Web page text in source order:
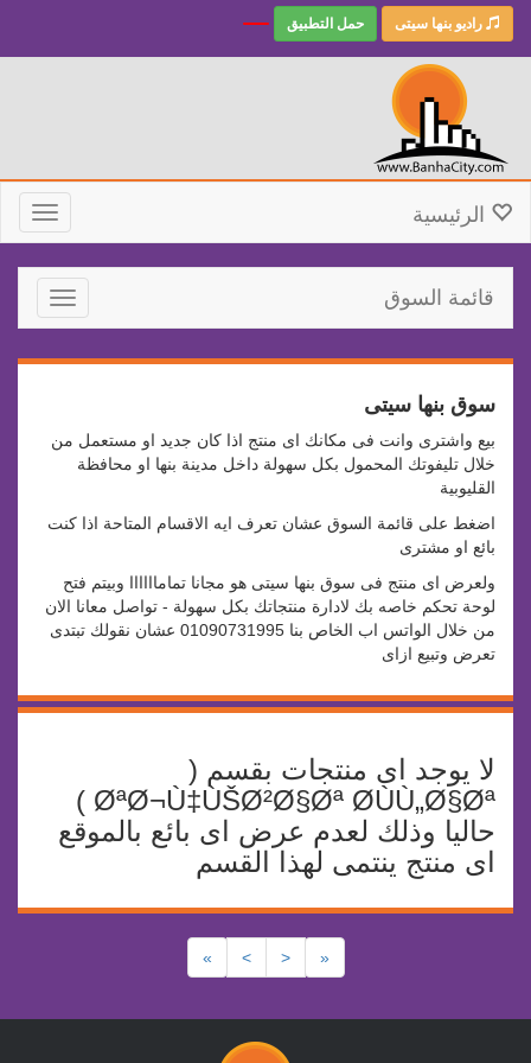
راديو بنها سيتى حمل التطبيق
الرئيسية
Toggle
قائمة السوق
سوق بنها سيتى
بيع واشترى وانت فى مكانك اى منتج اذا كان جديد او مستعمل من
خلال تليفوتك المحمول بكل سهولة داخل مدينة بنها او محافظة
القليوبية
اضغط على قائمة السوق عشان تعرف ايه الاقسام المتاحة اذا كنت
بائع او مشترى
ولعرض اى منتج فى سوق بنها سيتى هو مجانا تماماااااا وبيتم فتح
لوحة تحكم خاصه بك لادارة منتجاتك بكل سهولة - تواصل معانا الان
من خلال الواتس اب الخاص بنا 01090731995 عشان نقولك تبتدى
تعرض وتبيع ازاى
لا يوجد اى منتجات بقسم (
ØªØ¬Ù‡ÙŠØ²Ø§Øª Ø­ÙÙ„Ø§Øª )
حاليا وذلك لعدم عرض اى بائع بالموقع
اى منتج ينتمى لهذا القسم
«
<
>
»